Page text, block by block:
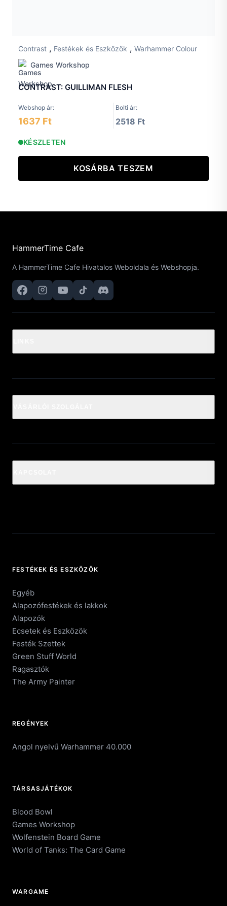
Contrast , Festékek és Eszközök , Warhammer Colour
Games Workshop
CONTRAST: GUILLIMAN FLESH
Webshop ár: Bolti ár:
1637 Ft 2518 Ft
KÉSZLETEN
KOSÁRBA TESZEM
HammerTime Cafe
A HammerTime Cafe Hivatalos Weboldala és Webshopja.
FESTÉKEK ÉS ESZKÖZÖK
Egyéb
Alapozófestékek és lakkok
Alapozók
Ecsetek és Eszközök
Festék Szettek
Green Stuff World
Ragasztók
The Army Painter
REGÉNYEK
Angol nyelvű Warhammer 40.000
TÁRSASJÁTÉKOK
Blood Bowl
Games Workshop
Wolfenstein Board Game
World of Tanks: The Card Game
WARGAME